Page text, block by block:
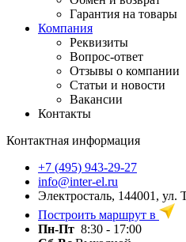
Гарантия на товары
Компания
Реквизиты
Вопрос-ответ
Отзывы о компании
Статьи и новости
Вакансии
Контакты
Контактная информация
+7 (495) 943-29-27
info@inter-el.ru
Электросталь, 144001, ул.
Построить маршрут в
Пн-Пт 8:30 - 17:00